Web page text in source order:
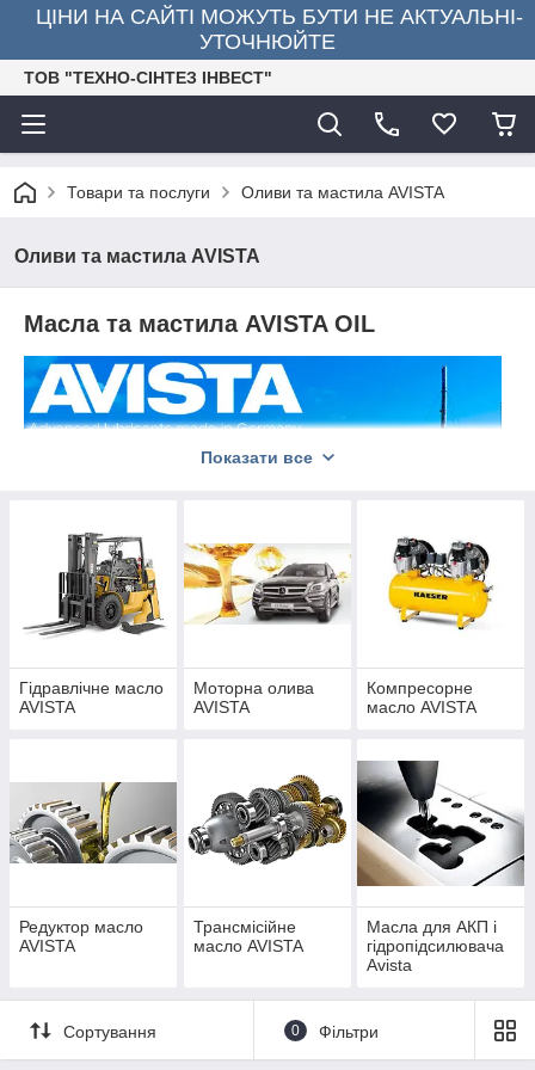
ЦІНИ НА САЙТІ МОЖУТЬ БУТИ НЕ АКТУАЛЬНІ-
УТОЧНЮЙТЕ
ТОВ "ТЕХНО-СІНТЕЗ ІНВЕСТ"
Товари та послуги Оливи та мастила AVISTA
Оливи та мастила AVISTA
Масла та мастила AVISTA OIL
AVISTA OIL
- технологія, вдосконалена і оптимізована для відповідної
мети.Avista Oil- одне з найбільших нафтопереробних
підприємств Німеччини.
Продукти під брендом AVISTA:
Показати все
Гідравлічне масло
AVISTA
Моторна олива
AVISTA
Компресорне
масло AVISTA
Редуктор масло
AVISTA
Трансмісійне
масло AVISTA
Масла для АКП і
гідропідсилювача
Avista
Сортування 0 Фільтри